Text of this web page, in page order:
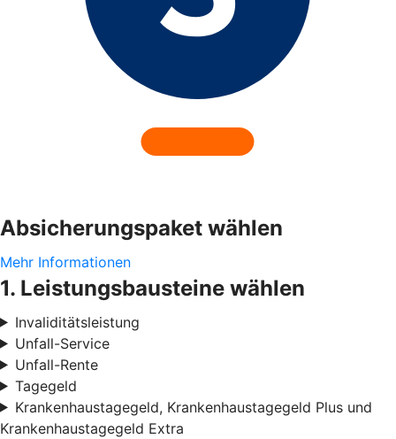
Absicherungspaket wählen
Mehr Informationen
1. Leistungsbausteine wählen
Invaliditätsleistung
Unfall-Service
Unfall-Rente
Tagegeld
Krankenhaustagegeld, Krankenhaustagegeld Plus und
Krankenhaustagegeld Extra